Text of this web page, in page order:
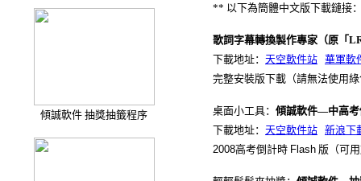
傾誠軟件 抽獎抽籤程序
** 以下為簡體中文版下載鏈接
歌詞字幕轉換製作專家（原「
下載地址： 天空軟件站 華軍軟
完整安裝版下載（請無法使用
桌面小工具： 傾誠軟件—中高考
下載地址： 天空軟件站 新浪下
2008高考倒計時 Flash 版（可